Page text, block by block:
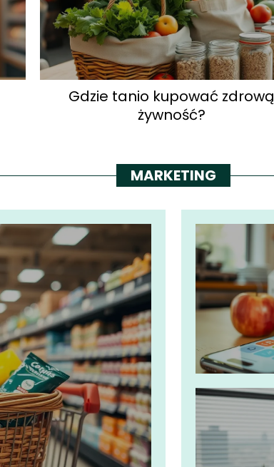
Gdzie tanio kupować zdrową
żywność?
MARKETING